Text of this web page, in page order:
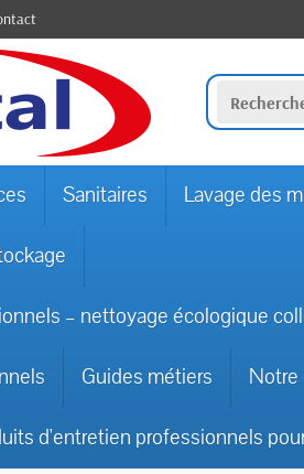
Sanitaires Lavage des
– nettoyage écologique
Guides métiers Notre
d'entretien professionnels